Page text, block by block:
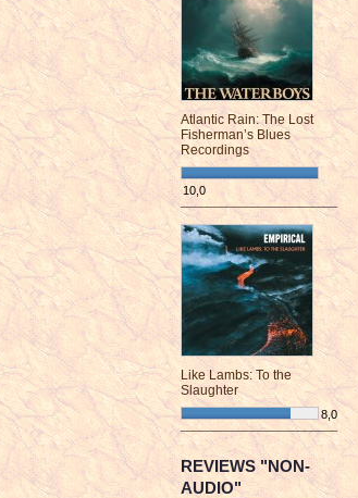
Atlantic Rain: The Lost
Fisherman’s Blues
Recordings
10,0
¯¯¯¯¯¯¯¯¯¯¯¯¯¯¯¯¯¯¯¯¯¯¯¯
Like Lambs: To the
Slaughter
8,0
¯¯¯¯¯¯¯¯¯¯¯¯¯¯¯¯¯¯¯¯¯¯¯¯
REVIEWS "NON-
AUDIO"